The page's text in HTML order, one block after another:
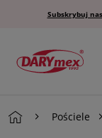
Subskrybuj nas
Pościele